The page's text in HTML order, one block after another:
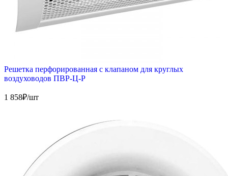
Решетка перфорированная с клапаном для круглых
воздуховодов ПВР-Ц-Р
1 858₽/шт